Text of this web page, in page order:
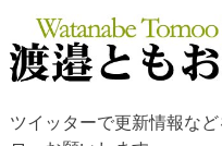
ツイッターで更新情報な